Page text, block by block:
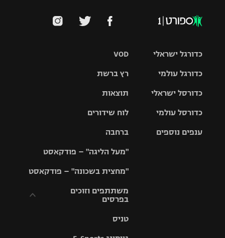
VOD
רץ ברשת
תוצאות
לוח שידורים
ברחבה
"מעל הליגה" – פודקאסט
"מחצית בשכונה" – פודקאסט
משתתפים וזוכים
בפרסים
וזוכים בפרסים
טניס
כדורגל ישראלי
גביע הטוטו
כדורגל עולמי
האלופות
ליגה
כדורסל ישראלי
סל
כדורסל עולמי
ענפים נוספים